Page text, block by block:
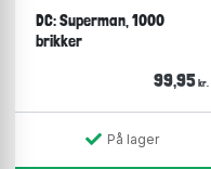
DC: Superman, 1000
brikker
99,95 kr.
På lager